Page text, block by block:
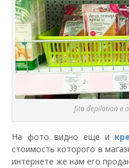
fito depilation в
На фото видно еще и
стоимость которого в
интернете же нам его